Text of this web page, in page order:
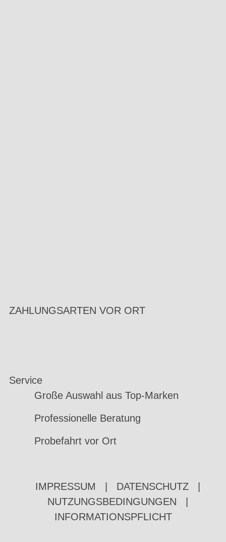
ZAHLUNGSARTEN VOR ORT
Service
Große Auswahl aus Top-Marken
Professionelle Beratung
Probefahrt vor Ort
IMPRESSUM DATENSCHUTZ
NUTZUNGSBEDINGUNGEN
INFORMATIONSPFLICHT